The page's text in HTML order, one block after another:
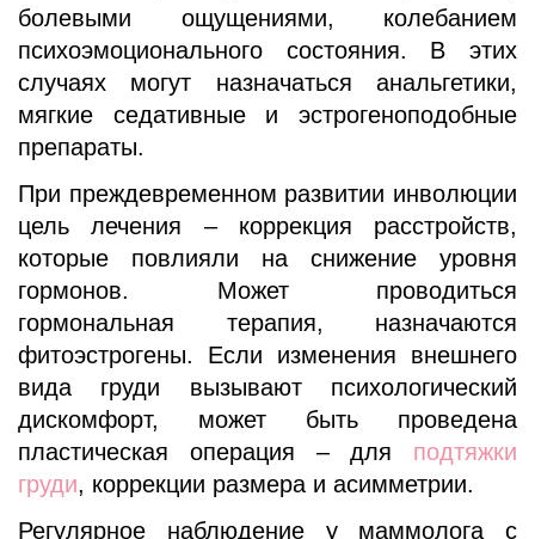
болевыми ощущениями, колебанием
психоэмоционального состояния. В этих
случаях могут назначаться анальгетики,
мягкие седативные и эстрогеноподобные
препараты.
При преждевременном развитии инволюции
цель лечения – коррекция расстройств,
которые повлияли на снижение уровня
гормонов. Может проводиться
гормональная терапия, назначаются
фитоэстрогены. Если изменения внешнего
вида груди вызывают психологический
дискомфорт, может быть проведена
пластическая операция – для подтяжки
груди, коррекции размера и асимметрии.
Регулярное наблюдение у маммолога с